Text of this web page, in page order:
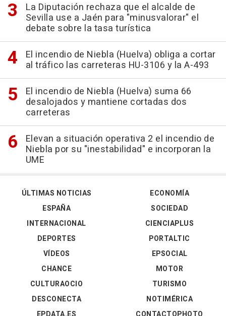
La Diputación rechaza que el alcalde de
Sevilla use a Jaén para "minusvalorar" el
debate sobre la tasa turística
El incendio de Niebla (Huelva) obliga a cortar
al tráfico las carreteras HU-3106 y la A-493
El incendio de Niebla (Huelva) suma 66
desalojados y mantiene cortadas dos
carreteras
Elevan a situación operativa 2 el incendio de
Niebla por su "inestabilidad" e incorporan la
UME
ÚLTIMAS NOTICIAS
ESPAÑA
INTERNACIONAL
DEPORTES
VÍDEOS
ECONOMÍA
SOCIEDAD
CIENCIAPLUS
PORTALTIC
EPSOCIAL
CHANCE
CULTURAOCIO
DESCONECTA
MOTOR
TURISMO
NOTIMÉRICA